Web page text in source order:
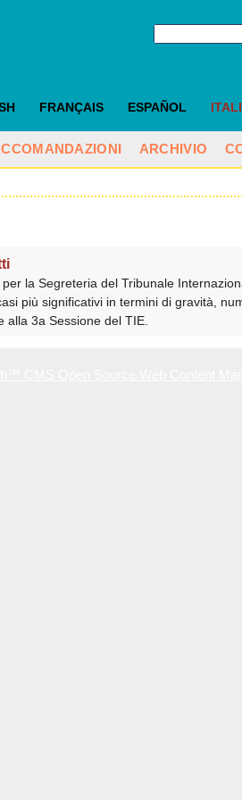
FRANÇAIS ESPAÑOL
ARCHIVIO
la Segreteria del Tribunale
più significativi in termini di gravità,
3a Sessione del TIE.